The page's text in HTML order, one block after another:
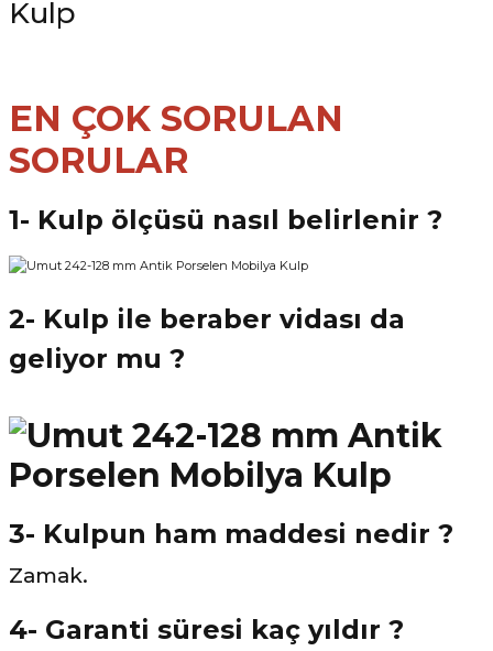
EN ÇOK SORULAN
SORULAR
1- Kulp ölçüsü nasıl belirlenir ?
2- Kulp ile beraber vidası da
geliyor mu ?
3- Kulpun ham maddesi nedir ?
Zamak.
4- Garanti süresi kaç yıldır ?